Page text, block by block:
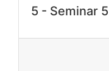
5 - Seminar 5